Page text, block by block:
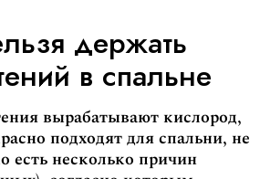
держать
в спальне
вырабатывают кислород,
подходят для спальни, не
есть несколько причин